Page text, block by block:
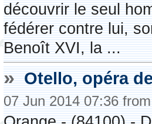
découvrir le seul
fédérer contre lui,
Benoît XVI, la ...
» Otello, opéra
07 Jun 2014 07:36